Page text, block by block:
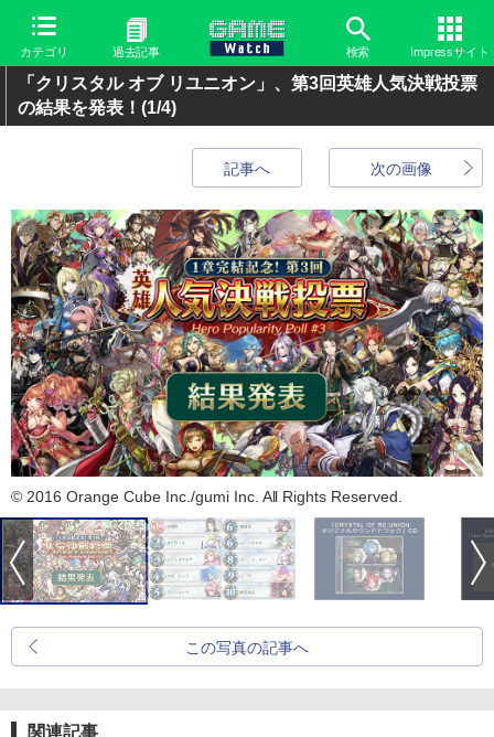
カテゴリ 過去記事 検索 Impressサイト
「クリスタル オブ リユニオン」、第3回英雄人気決戦投票
の結果を発表！ (1/4)
次の画像
記事へ
© 2016 Orange Cube Inc./gumi Inc. All Rights Reserved.
この写真の記事へ
関連記事